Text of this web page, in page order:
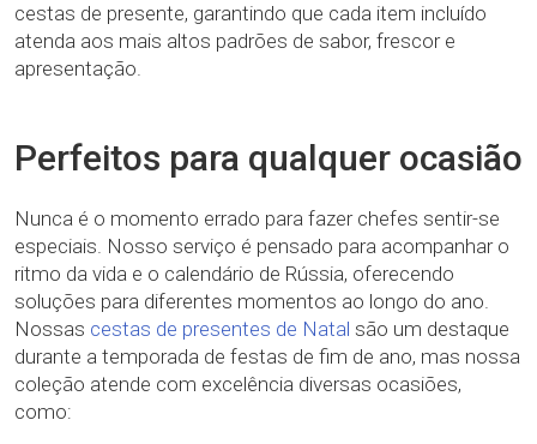
cestas de presente, garantindo que cada item incluído
atenda aos mais altos padrões de sabor, frescor e
apresentação.
Perfeitos para qualquer ocasião
Nunca é o momento errado para fazer chefes sentir-se
especiais. Nosso serviço é pensado para acompanhar o
ritmo da vida e o calendário de Rússia, oferecendo
soluções para diferentes momentos ao longo do ano.
Nossas cestas de presentes de Natal são um destaque
durante a temporada de festas de fim de ano, mas nossa
coleção atende com excelência diversas ocasiões,
como: